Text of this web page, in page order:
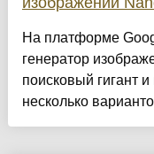
На платформе
генератор
поисковый гигант
несколько